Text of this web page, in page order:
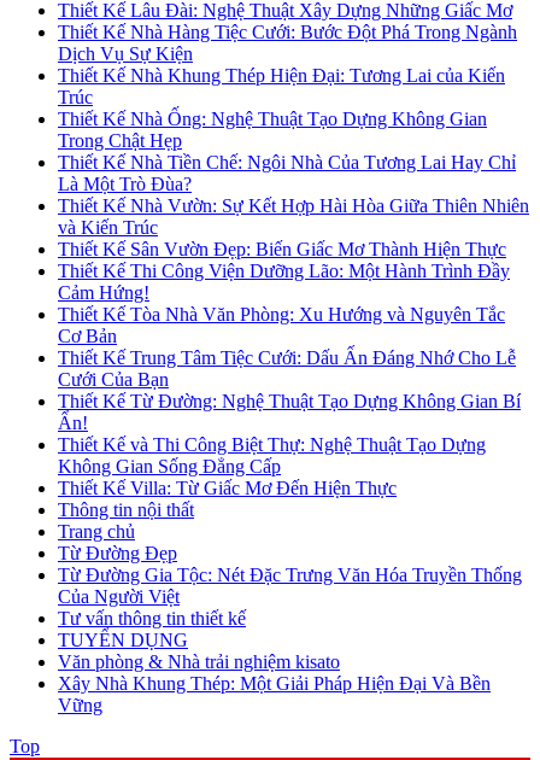
Thiết Kế Lâu Đài: Nghệ Thuật Xây Dựng Những Giấc Mơ
Thiết Kế Nhà Hàng Tiệc Cưới: Bước Đột Phá Trong Ngành
Dịch Vụ Sự Kiện
Thiết Kế Nhà Khung Thép Hiện Đại: Tương Lai của Kiến
Trúc
Thiết Kế Nhà Ống: Nghệ Thuật Tạo Dựng Không Gian
Trong Chật Hẹp
Thiết Kế Nhà Tiền Chế: Ngôi Nhà Của Tương Lai Hay Chỉ
Là Một Trò Đùa?
Thiết Kế Nhà Vườn: Sự Kết Hợp Hài Hòa Giữa Thiên Nhiên
và Kiến Trúc
Thiết Kế Sân Vườn Đẹp: Biến Giấc Mơ Thành Hiện Thực
Thiết Kế Thi Công Viện Dưỡng Lão: Một Hành Trình Đầy
Cảm Hứng!
Thiết Kế Tòa Nhà Văn Phòng: Xu Hướng và Nguyên Tắc
Cơ Bản
Thiết Kế Trung Tâm Tiệc Cưới: Dấu Ấn Đáng Nhớ Cho Lễ
Cưới Của Bạn
Thiết Kế Từ Đường: Nghệ Thuật Tạo Dựng Không Gian Bí
Ẩn!
Thiết Kế và Thi Công Biệt Thự: Nghệ Thuật Tạo Dựng
Không Gian Sống Đẳng Cấp
Thiết Kế Villa: Từ Giấc Mơ Đến Hiện Thực
Thông tin nội thất
Trang chủ
Từ Đường Đẹp
Từ Đường Gia Tộc: Nét Đặc Trưng Văn Hóa Truyền Thống
Của Người Việt
Tư vấn thông tin thiết kế
TUYỂN DỤNG
Văn phòng & Nhà trải nghiệm kisato
Xây Nhà Khung Thép: Một Giải Pháp Hiện Đại Và Bền
Vững
Top